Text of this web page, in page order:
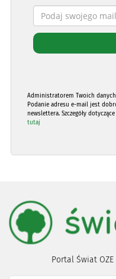
Administratorem Twoich danych
Podanie adresu e-mail jest
newslettera. Szczegóły
tutaj
Portal Świat